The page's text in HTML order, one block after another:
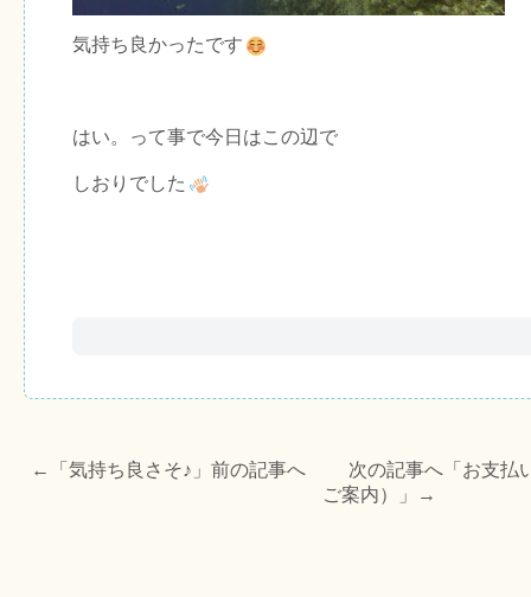
気持ち良かったです
はい。って事で今日はこの辺で
しおりでした
←「 気持ち良さそ♪ 」前の記事へ 次の記事へ「 お支払
ご案内）
」→